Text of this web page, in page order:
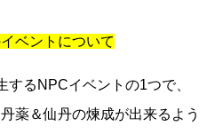
ベントについて
するNPCイベントの1つで、
薬＆仙丹の煉成が出来るよう